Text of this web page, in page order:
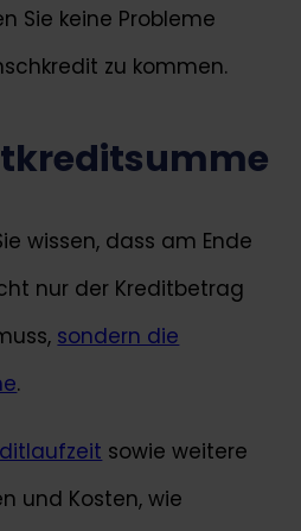
Sie keine Probleme
zu kommen.
wissen, dass am Ende
nur der Kreditbetrag
sondern die
.
sowie weitere
und Kosten, wie